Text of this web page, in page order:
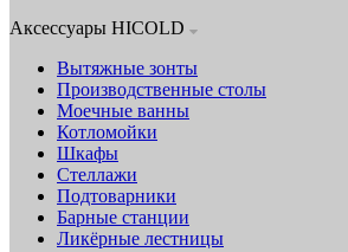
Аксессуары HICOLD
Вытяжные зонты
Производственные столы
Моечные ванны
Котломойки
Шкафы
Стеллажи
Подтоварники
Барные станции
Ликёрные лестницы